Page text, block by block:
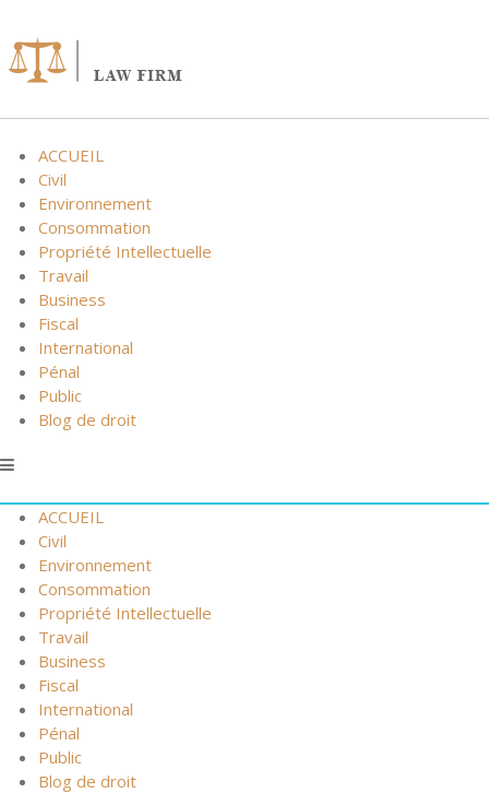
content
ACCUEIL
Civil
Environnement
Consommation
Propriété Intellectuelle
Travail
Business
Fiscal
International
Pénal
Public
Blog de droit
ACCUEIL
Civil
Environnement
Consommation
Propriété Intellectuelle
Travail
Business
Fiscal
International
Pénal
Public
Blog de droit